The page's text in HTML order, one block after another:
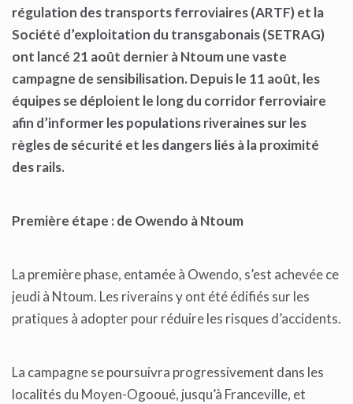
régulation des transports ferroviaires (ARTF) et la
Société d’exploitation du transgabonais (SETRAG)
ont lancé 21 août dernier à Ntoum une vaste
campagne de sensibilisation. Depuis le 11 août, les
équipes se déploient le long du corridor ferroviaire
afin d’informer les populations riveraines sur les
règles de sécurité et les dangers liés à la proximité
des rails.
Première étape : de Owendo à Ntoum
La première phase, entamée à Owendo, s’est achevée ce
jeudi à Ntoum. Les riverains y ont été édifiés sur les
pratiques à adopter pour réduire les risques d’accidents.
La campagne se poursuivra progressivement dans les
localités du Moyen-Ogooué, jusqu’à Franceville, et